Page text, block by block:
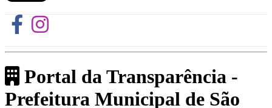
Portal da Transparência -
Prefeitura Municipal de São